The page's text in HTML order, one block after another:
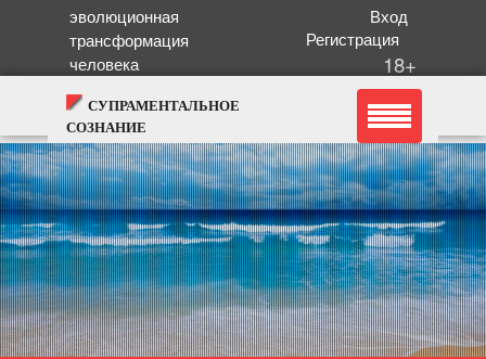
эволюционная
трансформация
человека
Вход
Регистрация
18+
СУПРАМЕНТАЛЬНОЕ
СОЗНАНИЕ